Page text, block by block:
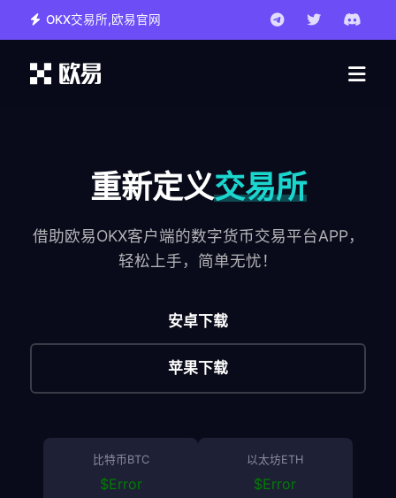
OKX交易所,欧易官网
重新定义交易所
借助欧易OKX客户端的数字货币交易平台APP，
轻松上手，简单无忧！
安卓下载
苹果下载
比特币BTC
$Error
以太坊ETH
$Error